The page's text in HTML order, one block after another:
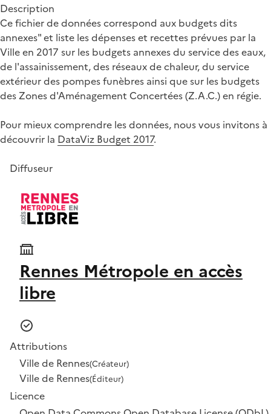
Description
Ce fichier de données correspond aux budgets dits
annexes" et liste les dépenses et recettes prévues par la
Ville en 2017 sur les budgets annexes du service des eaux,
de l'assainissement, des réseaux de chaleur, du service
extérieur des pompes funèbres ainsi que sur les budgets
des Zones d'Aménagement Concertées (Z.A.C.) en régie.
Pour mieux comprendre les données, nous vous invitons à
découvrir la DataViz Budget 2017.
Diffuseur
Rennes Métropole en accès
libre
Attributions
Ville de Rennes(Créateur)
Ville de Rennes(Éditeur)
Licence